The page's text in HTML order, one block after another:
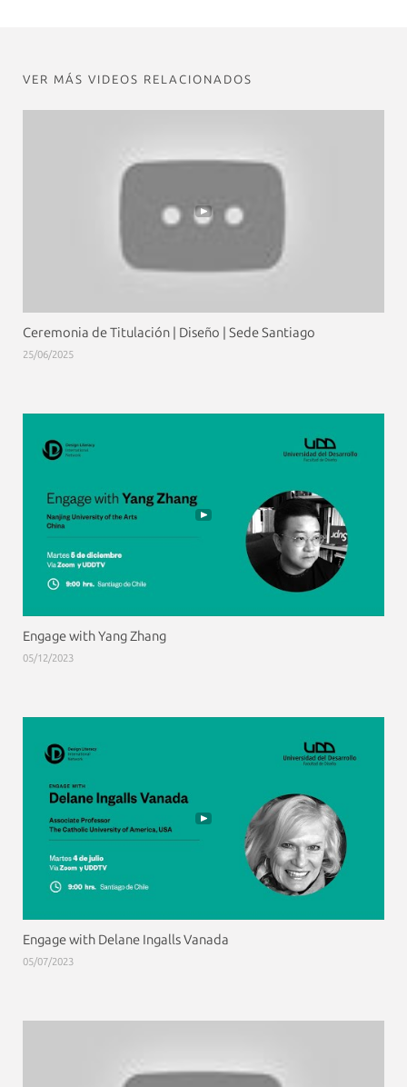
VER MÁS VIDEOS RELACIONADOS
Ceremonia de Titulación | Diseño | Sede Santiago
25/06/2025
Engage with Yang Zhang
05/12/2023
Engage with Delane Ingalls Vanada
05/07/2023